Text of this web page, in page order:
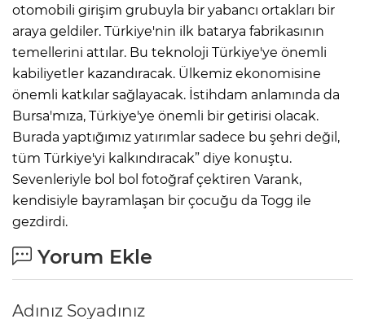
otomobili girişim grubuyla bir yabancı ortakları bir
araya geldiler. Türkiye'nin ilk batarya fabrikasının
temellerini attılar. Bu teknoloji Türkiye'ye önemli
kabiliyetler kazandıracak. Ülkemiz ekonomisine
önemli katkılar sağlayacak. İstihdam anlamında da
Bursa'mıza, Türkiye'ye önemli bir getirisi olacak.
Burada yaptığımız yatırımlar sadece bu şehri değil,
tüm Türkiye'yi kalkındıracak” diye konuştu.
Sevenleriyle bol bol fotoğraf çektiren Varank,
kendisiyle bayramlaşan bir çocuğu da Togg ile
gezdirdi.
Yorum Ekle
Adınız Soyadınız